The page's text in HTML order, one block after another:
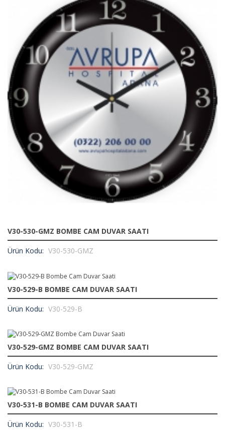
V30-530-GMZ BOMBE CAM DUVAR SAATI
Ürün Kodu: V30-530-GMZ
V30-529-B BOMBE CAM DUVAR SAATI
Ürün Kodu: V30-529-B
V30-529-GMZ BOMBE CAM DUVAR SAATI
Ürün Kodu: V30-529-GMZ
V30-531-B BOMBE CAM DUVAR SAATI
Ürün Kodu: V30-531-B